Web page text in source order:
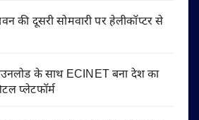
की दूसरी सोमवारी पर हेलीकॉप्टर से
के साथ ECINET बना देश का
प्लेटफॉर्म